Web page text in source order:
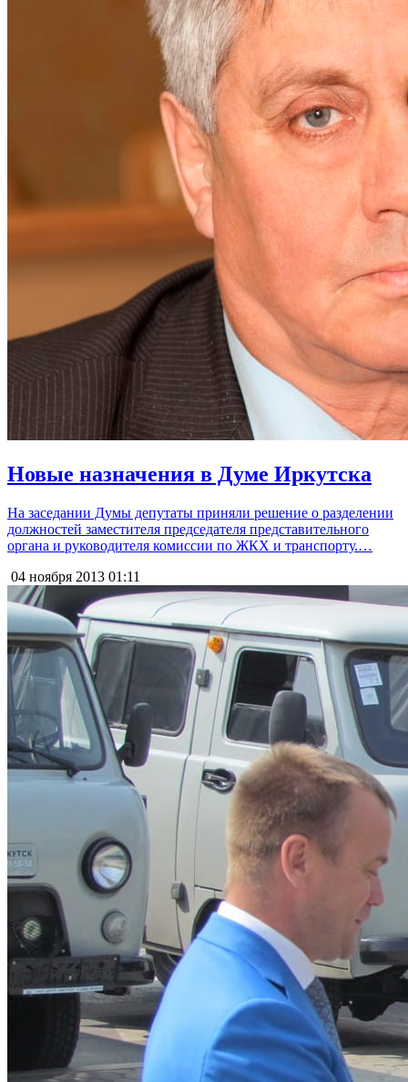
Новые назначения в Думе Иркутска
На заседании Думы депутаты приняли решение о разделении
должностей заместителя председателя представительного
органа и руководителя комиссии по ЖКХ и транспорту.…
04 ноября 2013 01:11